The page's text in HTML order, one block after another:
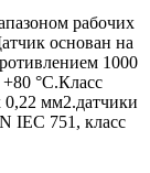
рабочих
основан на
1000
°C.Класс
мм2.датчики
IEC 751, класс